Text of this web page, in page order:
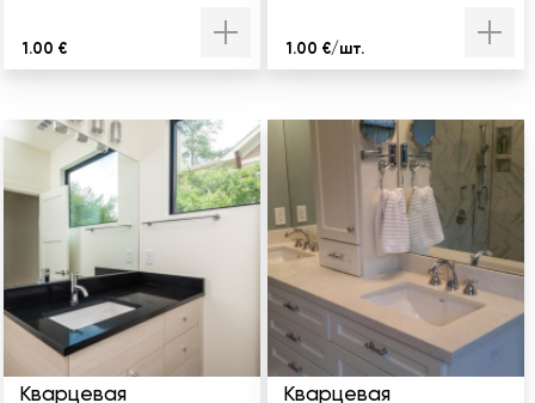
1.00 € 1.00 €/шт.
Кварцевая Кварцевая